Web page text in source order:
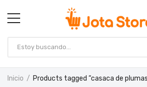
Inicio Products tagged “casaca de